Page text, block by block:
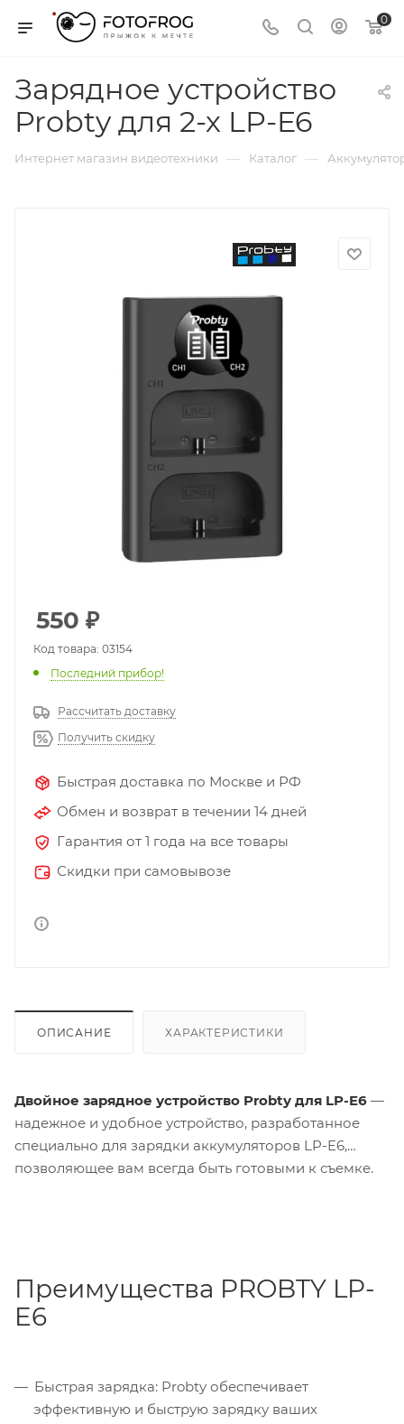
0
Зарядное устройство
Probty для 2-х LP-E6
Интернет магазин видеотехники — Каталог —
550 ₽
Код товара: 03154
Последний прибор!
Рассчитать доставку
Получить скидку
Быстрая доставка по Москве и РФ
Обмен и возврат в течении 14 дней
Гарантия от 1 года на все товары
Скидки при самовывозе
ОПИСАНИЕ ХАРАКТЕРИСТИКИ
Двойное зарядное устройство Probty для LP-E6 —
надежное и удобное устройство, разработанное
специально для зарядки аккумуляторов LP-E6,
позволяющее вам всегда быть готовыми к съемке.
Преимущества PROBTY LP-
E6
Быстрая зарядка: Probty обеспечивает
эффективную и быструю зарядку ваших